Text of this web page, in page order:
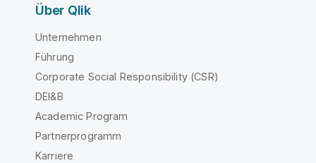
Über Qlik
Unternehmen
Führung
Corporate Social Responsibility (CSR)
DEI&B
Academic Program
Partnerprogramm
Karriere